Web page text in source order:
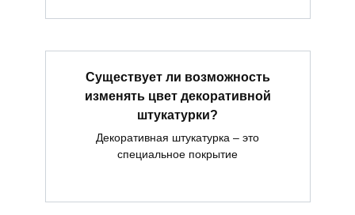
Существует ли возможность
изменять цвет декоративной
штукатурки?
Декоративная штукатурка – это
специальное покрытие